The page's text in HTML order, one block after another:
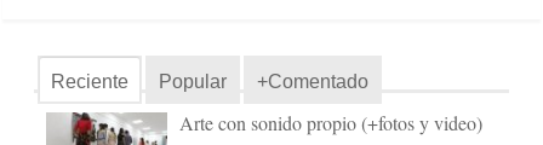
Reciente Popular +Comentado
Arte con sonido propio (+fotos y video)